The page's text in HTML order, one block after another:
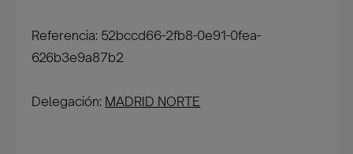
Referencia: 52bccd66-2fb8-0e91-0fea-
626b3e9a87b2
Delegación: MADRID NORTE